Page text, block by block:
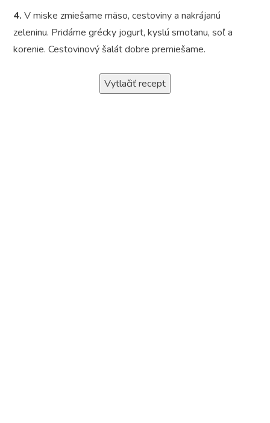
4. V miske zmiešame mäso, cestoviny a nakrájanú
zeleninu. Pridáme grécky jogurt, kyslú smotanu, soľ a
korenie. Cestovinový šalát dobre premiešame.
Vytlačiť recept